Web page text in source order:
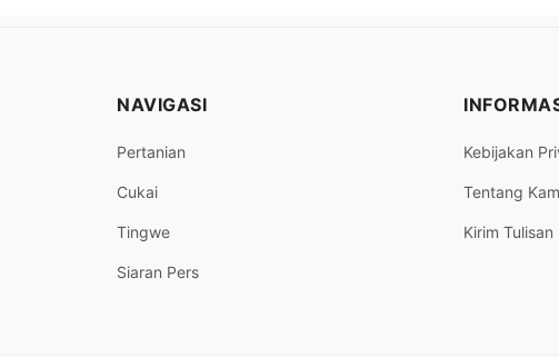
NAVIGASI
Pertanian
Cukai
Tingwe
Siaran Pers
Kebijakan
Tentang
Kirim Tulisan